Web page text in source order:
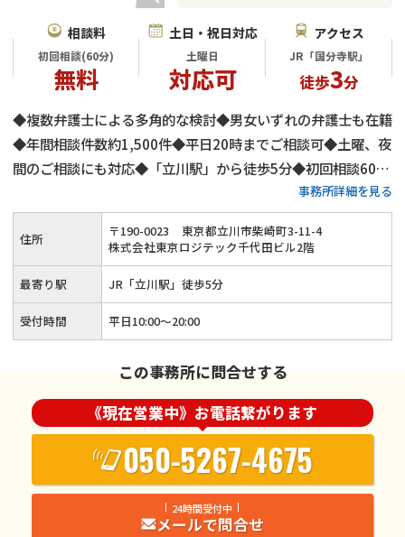
相談料
初回相談(60分)
無料
土日・祝日対応
土曜日
対応可
アクセス
JR「国分寺駅」
徒歩3分
◆複数弁護士による多角的な検討◆男女いずれの弁護士も在籍
◆年間相談件数約1,500件◆平日20時までご相談可◆土曜、夜
間のご相談にも対応◆「立川駅」から徒歩5分◆初回相談60分
無料◆弁護士費用は分割払いも可◆養育費・財産分与・慰謝料
請求も安心◆代理交渉にもご対応
事務所詳細を見る
住所 〒190-0023
東京都立川市柴崎町3-11-4
株式会社東京ロジテック千代田ビル2階
最寄り駅 JR「立川駅」徒歩5分
受付時間 平日10:00～20:00
この事務所に問合せする
《現在営業中》お電話繋がります
050-5267-4675
24時間受付中
メールで問合せ